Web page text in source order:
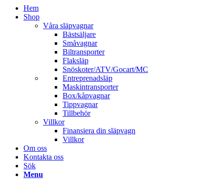
Hem
Shop
Våra släpvagnar
Bästsäljare
Småvagnar
Biltransporter
Flaksläp
Snöskoter/ATV/Gocart/MC
Entreprenadsläp
Maskintransporter
Box/kåpvagnar
Tippvagnar
Tillbehör
Villkor
Finansiera din släpvagn
Villkor
Om oss
Kontakta oss
Sök
Menu